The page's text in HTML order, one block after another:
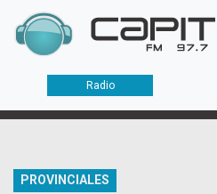
Radio
PROVINCIALES